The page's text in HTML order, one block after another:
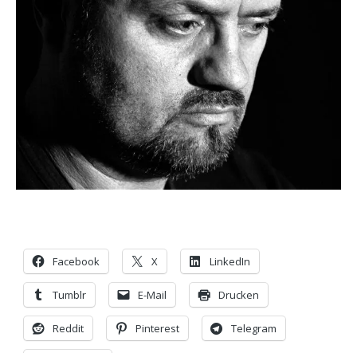
Facebook X LinkedIn
Tumblr E-Mail Drucken
Reddit Pinterest Telegram